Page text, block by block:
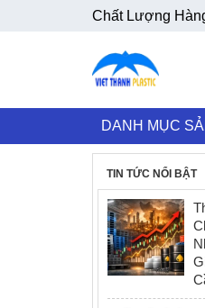
Chất Lượng
DANH MỤC
TIN TỨC NỔI BẬT